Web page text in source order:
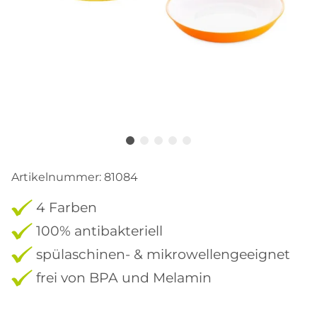
Artikelnummer: 81084
4 Farben
100% antibakteriell
spülaschinen- & mikrowellengeeignet
frei von BPA und Melamin